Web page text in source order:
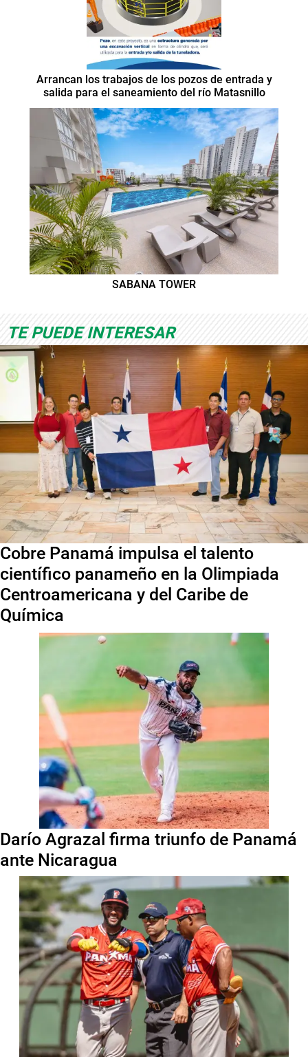
Arrancan los trabajos de los pozos de entrada y
salida para el saneamiento del río Matasnillo
SABANA TOWER
TE PUEDE INTERESAR
Cobre Panamá impulsa el talento
científico panameño en la Olimpiada
Centroamericana y del Caribe de
Química
Darío Agrazal firma triunfo de Panamá
ante Nicaragua